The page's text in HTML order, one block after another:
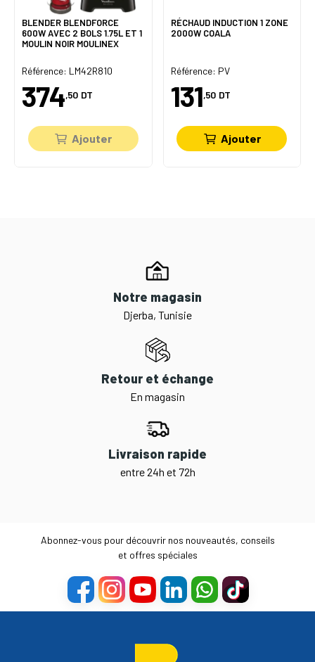
BLENDER BLENDFORCE
600W AVEC 2 BOLS 1.75L ET 1
MOULIN NOIR MOULINEX
Référence: LM42R810
374,50 DT
Ajouter
RÉCHAUD INDUCTION 1 ZONE
2000W COALA
Référence: PV
131,50 DT
Ajouter
Notre magasin
Djerba, Tunisie
Retour et échange
En magasin
Livraison rapide
entre 24h et 72h
Abonnez-vous pour découvrir nos nouveautés, conseils
et offres spéciales